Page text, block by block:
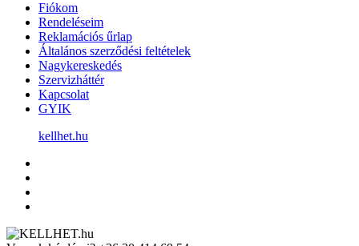
Fiókom
Rendeléseim
Reklamációs űrlap
Általános szerződési feltételek
Nagykereskedés
Szervizháttér
Kapcsolat
GYIK
kellhet.hu